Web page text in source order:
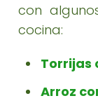
con
cocina:
Torrijas
Arroz